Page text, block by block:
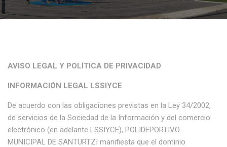
AVISO LEGAL Y POLÍTICA DE PRIVACIDAD
INFORMACIÓN LEGAL LSSIYCE
De acuerdo con las obligaciones previstas en la Ley 34/2002,
de servicios de la Sociedad de la Información y del comercio
electrónico (en adelante LSSIYCE), POLIDEPORTIVO
MUNICIPAL DE SANTURTZI manifiesta que el dominio